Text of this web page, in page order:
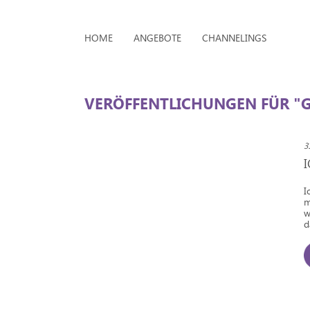
HOME ANGEBOTE CHANNELINGS
VERÖFFENTLICHUNGEN FÜR